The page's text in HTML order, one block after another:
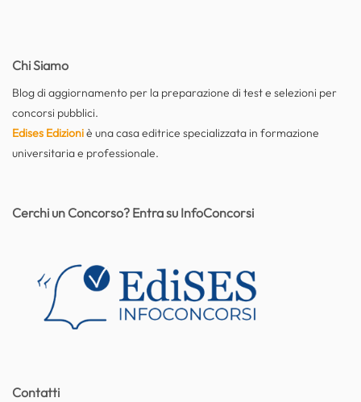
Chi Siamo
Blog di aggiornamento per la preparazione di test e selezioni per
concorsi pubblici.
Edises Edizioniè una casa editrice specializzata in formazione
universitaria e professionale.
Contatti
Cerchi un Concorso? Entra su InfoConcorsi